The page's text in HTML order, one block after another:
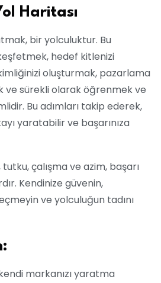
Haritası
bir yolculuktur. Bu
hedef kitlenizi
oluşturmak, pazarlama
ve sürekli olarak öğrenmek ve
Bu adımları takip ederek,
yaratabilir ve başarınıza
çalışma ve azim, başarı
Kendinize güvenin,
ve yolculuğun tadını
markanızı yaratma